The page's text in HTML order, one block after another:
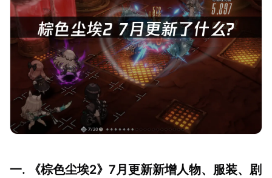
一. 《棕色尘埃2》7月更新新增人物、服装、剧